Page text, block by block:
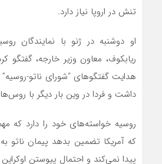
تنش در اروپا نیاز دارد.
او دوشنبه در ژنو با نمایندگان
ریابکوف، معاون وزیر خارجه، گفتگو
هدایت گفتگوهای “شورای ناتو-
داشت و فردا در وین بار دیگر با
روسیه خواسته‌های خود را دارد که
که آمریکا تضمین بدهد پیمان
پیدا نمی‌کند و احتمال پیوستن